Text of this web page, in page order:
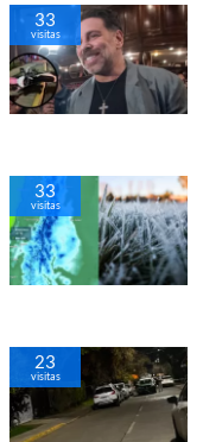
33
visitas
33
visitas
23
visitas